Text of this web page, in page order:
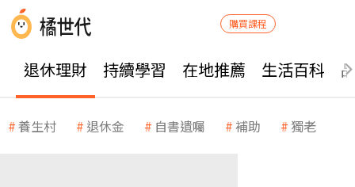
購買課程
退休理財 持續學習 在地推薦 生活百科
養生村 退休金 自書遺囑 補助 獨老